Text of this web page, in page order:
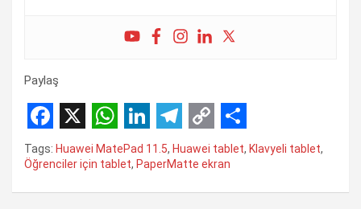
Paylaş
F
a
c
X W
h
a
L
i
n
T
e
l
C
o
p
S
h
a
Tags: Huawei MatePad 11.5, Huawei tablet, Klavyeli tablet,
Öğrenciler için tablet, PaperMatte ekran